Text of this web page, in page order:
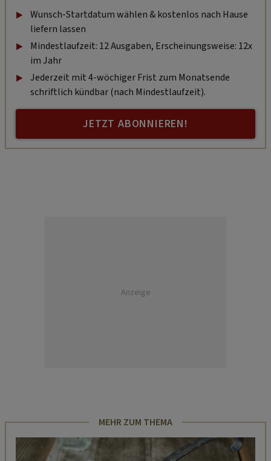
Wunsch-Startdatum wählen & kostenlos nach Hause
liefern lassen
Mindestlaufzeit: 12 Ausgaben, Erscheinungsweise: 12x
im Jahr
Jederzeit mit 4-wöchiger Frist zum Monatsende
schriftlich kündbar (nach Mindestlaufzeit).
JETZT ABONNIEREN!
Anzeige
MEHR ZUM THEMA